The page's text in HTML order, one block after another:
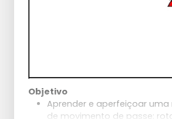
Objetivo
Aprender e aperfeiçoar uma
de movimento de passe: